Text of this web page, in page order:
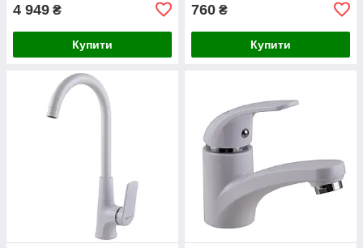
4 949 ₴
Купити
760 ₴
Купити